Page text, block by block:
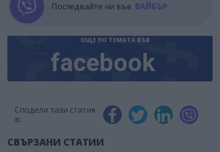
Последвайте ни във ВАЙБЪР
ОЩЕ ПО ТЕМАТА ВЪВ
facebook
Сподели тази статия
в:
СВЪРЗАНИ СТАТИИ